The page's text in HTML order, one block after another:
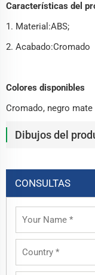
Características del
1. Material:ABS;
2. Acabado:Cromado
Colores disponibles
Cromado, negro mate
Dibujos del
CONSULTAS